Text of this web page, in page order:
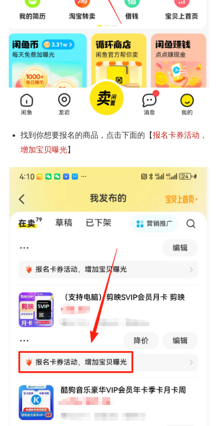
找到你想要报名的商品，点击下面的【报名卡券活动，
增加宝贝曝光】